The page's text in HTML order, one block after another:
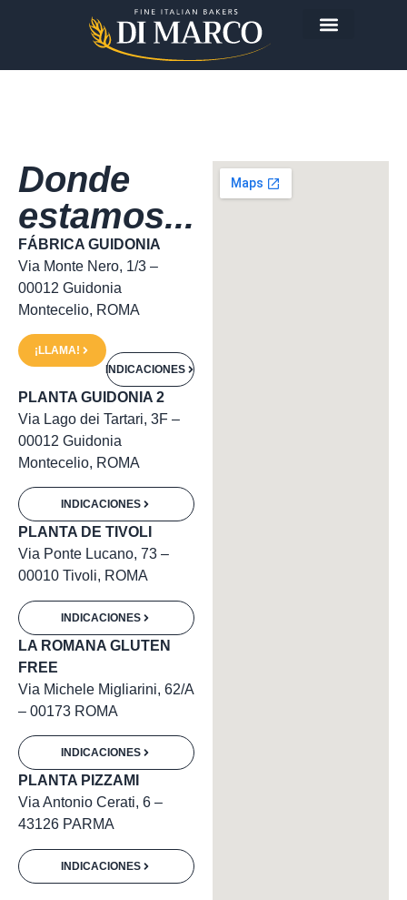
Donde
estamos...
FÁBRICA GUIDONIA
Via Monte Nero, 1/3 –
00012 Guidonia
Montecelio, ROMA
¡LLAMA!
INDICACIONES
PLANTA GUIDONIA 2
Via Lago dei Tartari, 3F –
00012 Guidonia
Montecelio, ROMA
INDICACIONES
PLANTA DE TIVOLI
Via Ponte Lucano, 73 –
00010 Tivoli, ROMA
INDICACIONES
LA ROMANA GLUTEN
FREE
Via Michele Migliarini, 62/A
– 00173 ROMA
INDICACIONES
PLANTA PIZZAMI
Via Antonio Cerati, 6 –
43126 PARMA
INDICACIONES